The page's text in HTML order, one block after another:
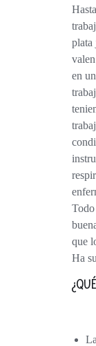
plata
en
que
Ha